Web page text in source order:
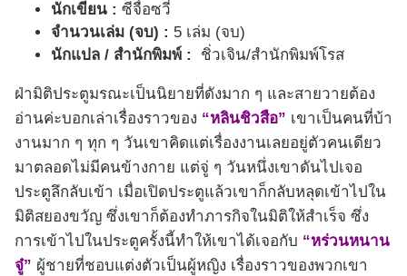
นักเขียน : ซีจื่อซวี่
จำนวนเล่ม (จบ) : 5 เล่ม (จบ)
นักแปล / สำนักพิมพ์ : ชิ่วเจิน/สำนักพิมพ์โรส
ฝ่ามิติประตูมรณะเป็นนิยายที่ดังมาก ๆ และสายวายต้อง
อ่านค่ะบอกเล่าเรื่องราวของ “หลินชิวสือ” เขาเป็นคนที่บ้า
งานมาก ๆ ทุก ๆ วันเขาคิดแต่เรื่องงานเลยอยู่ตัวคนเดียว
มาตลอดไม่มีคนข้างกาย แต่จู่ ๆ วันหนึ่งเขาดันไปเจอ
ประตูลึกลับเข้า เมื่อเปิดประตูแล้วเขาก็กลับหลุดเข้าไปใน
มิติสยองขวัญ ซึ่งเขาก็ต้องทำภารกิจในมิติให้สำเร็จ ซึ่ง
การเข้าไปในประตูครั้งนี้ทำให้เขาได้เจอกับ “หร่วนหนาน
จู๋” ผู้ชายที่ชอบแต่งตัวเป็นผู้หญิง เรื่องราวของพวกเขา